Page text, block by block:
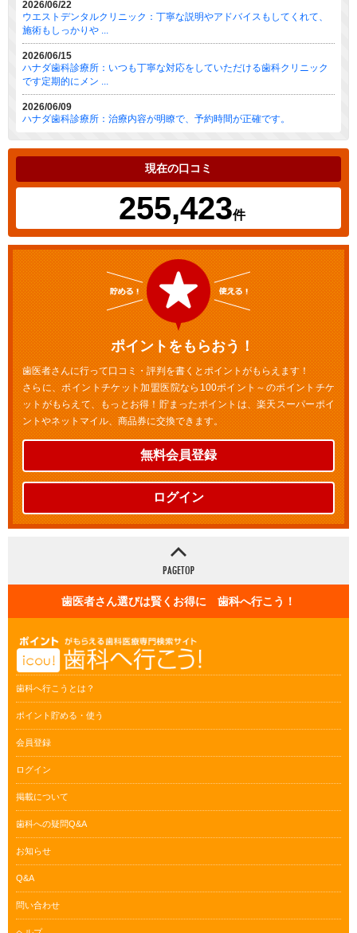
2026/06/22
ウエストデンタルクリニック：丁寧な説明やアドバイスもしてくれて、
施術もしっかりや ...
2026/06/15
ハナダ歯科診療所：いつも丁寧な対応をしていただける歯科クリニック
です定期的にメン ...
2026/06/09
ハナダ歯科診療所：治療内容が明瞭で、予約時間が正確です。
現在の口コミ
255,423件
ポイントをもらおう！
歯医者さんに行って口コミ・評判を書くとポイントがもらえます！
さらに、ポイントチケット加盟医院なら100ポイント～のポイントチケ
ットがもらえて、もっとお得！貯まったポイントは、楽天スーパーポイ
ントやネットマイル、商品券に交換できます。
無料会員登録
ログイン
歯医者さん選びは賢くお得に 歯科へ行こう！
歯科へ行こうとは？
ポイント貯める・使う
会員登録
ログイン
掲載について
歯科への疑問Q&A
お知らせ
Q&A
問い合わせ